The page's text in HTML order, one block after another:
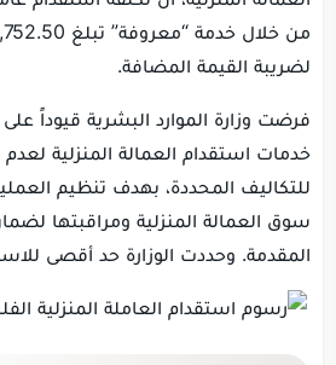
لضريبة القيمة المضافة.
فرضت وزارة الموارد البشرية قيوداً
خدمات استقدام العمالة المنزلية
للتكاليف المحددة، بهدف تنظيم
سوق العمالة المنزلية ومراقبتها
المقدمة. وحددت الوزارة حد أقصى